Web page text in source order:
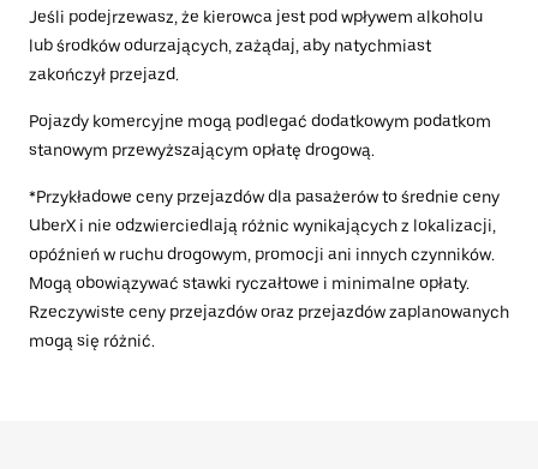
Jeśli podejrzewasz, że kierowca jest pod wpływem alkoholu
lub środków odurzających, zażądaj, aby natychmiast
zakończył przejazd.
Pojazdy komercyjne mogą podlegać dodatkowym podatkom
stanowym przewyższającym opłatę drogową.
*Przykładowe ceny przejazdów dla pasażerów to średnie ceny
UberX i nie odzwierciedlają różnic wynikających z lokalizacji,
opóźnień w ruchu drogowym, promocji ani innych czynników.
Mogą obowiązywać stawki ryczałtowe i minimalne opłaty.
Rzeczywiste ceny przejazdów oraz przejazdów zaplanowanych
mogą się różnić.